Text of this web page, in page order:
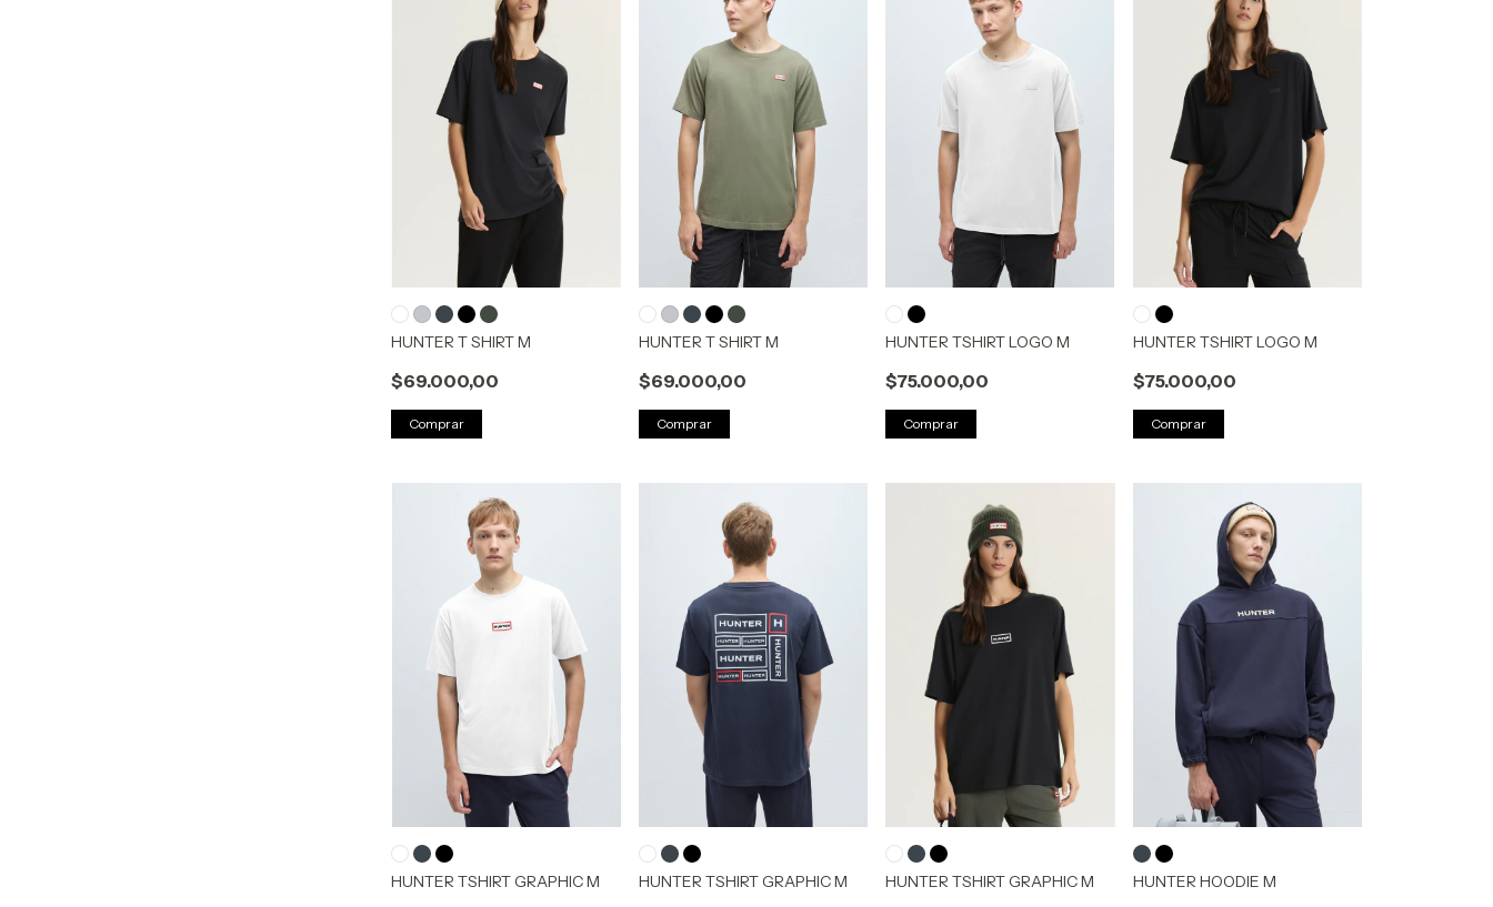
HUNTER T SHIRT M
$69.000,00
Comprar
HUNTER T SHIRT M
$69.000,00
Comprar
HUNTER TSHIRT LOGO M
$75.000,00
Comprar
HUNTER TSHIRT LOGO M
$75.000,00
Comprar
HUNTER TSHIRT GRAPHIC M HUNTER TSHIRT GRAPHIC M HUNTER TSHIRT GRAPHIC M HUNTER HOODIE M